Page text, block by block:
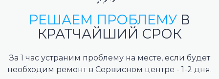
РЕШАЕМ ПРОБЛЕМУ В
КРАТЧАЙШИЙ СРОК
За 1 час устраним проблему на месте, если будет
необходим ремонт в Сервисном центре - 1-2 дня.